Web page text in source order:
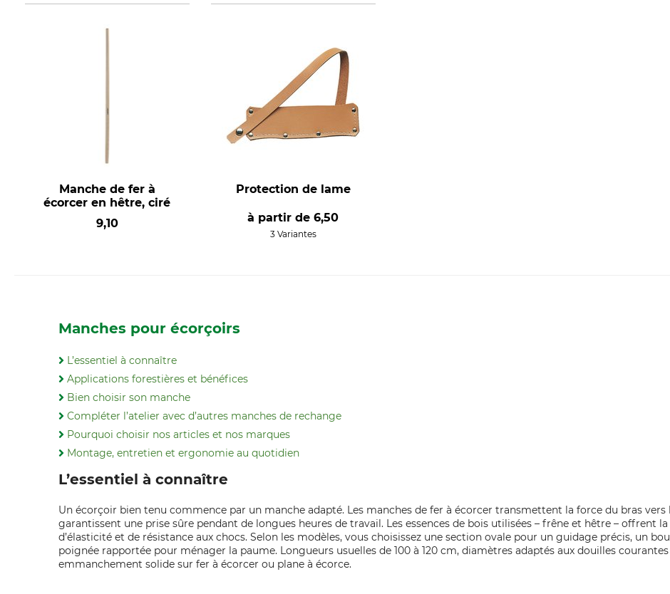
Manche de fer à
écorcer en hêtre, ciré
9,10
Protection de lame
à partir de6,50
3 Variantes
Manches pour écorçoirs
L’essentiel à connaître
Applications forestières et bénéfices
Bien choisir son manche
Compléter l’atelier avec d’autres manches de rechange
Pourquoi choisir nos articles et nos marques
Montage, entretien et ergonomie au quotidien
L’essentiel à connaître
Un écorçoir bien tenu commence par un manche adapté. Les manches de fer à écorcer transmettent la force du bras vers
garantissent une prise sûre pendant de longues heures de travail. Les essences de bois utilisées – frêne et hêtre – offrent
d’élasticité et de résistance aux chocs. Selon les modèles, vous choisissez une section ovale pour un guidage précis, un
poignée rapportée pour ménager la paume. Longueurs usuelles de 100 à 120 cm, diamètres adaptés aux douilles
emmanchement solide sur fer à écorcer ou plane à écorce.